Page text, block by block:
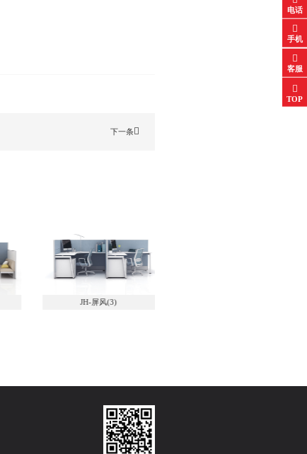
下一条
JH-钢制屏风系列-办公桌(2)
电话
手机
客服
TOP